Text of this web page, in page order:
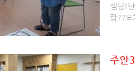
샘님!
람??모
이 오
주안